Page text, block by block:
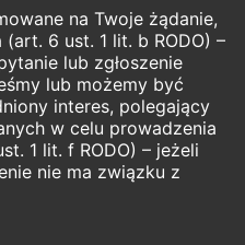
na Twoje żądanie,
6 ust. 1 lit. b RODO) –
lub zgłoszenie
lub możemy być
interes, polegający
w celu prowadzenia
1 lit. f RODO) – jeżeli
nie ma związku z